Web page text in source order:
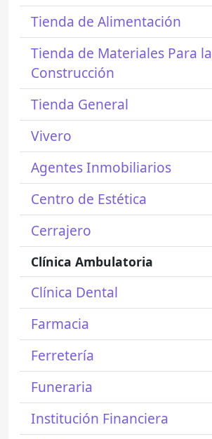
Tienda de Alimentación
Tienda de Materiales Para la
Construcción
Tienda General
Vivero
Agentes Inmobiliarios
Centro de Estética
Cerrajero
Clínica Ambulatoria
Clínica Dental
Farmacia
Ferretería
Funeraria
Institución Financiera